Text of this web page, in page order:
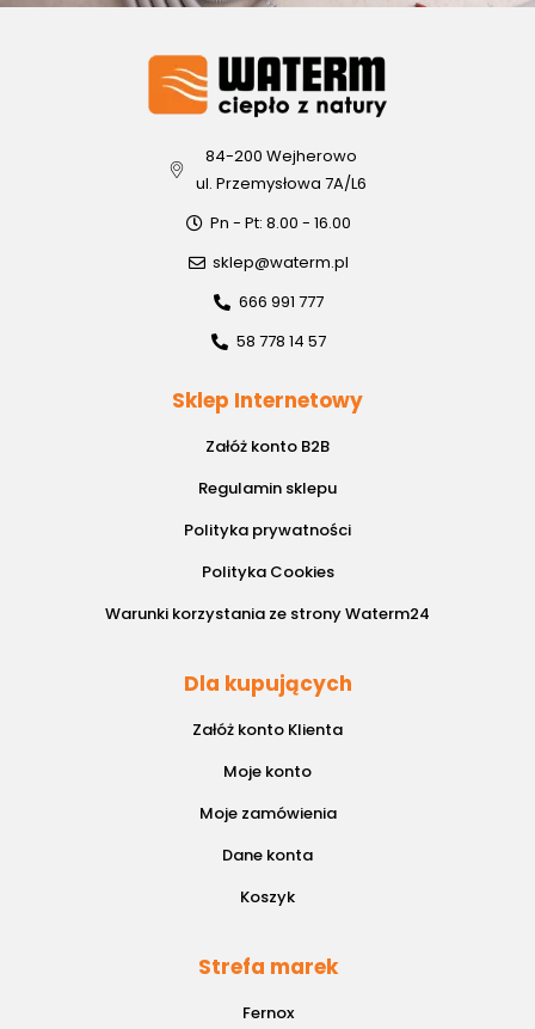
84-200 Wejherowo
ul. Przemysłowa 7A/L6
Pn - Pt: 8.00 - 16.00
sklep@waterm.pl
666 991 777
58 778 14 57
Sklep Internetowy
Załóż konto B2B
Regulamin sklepu
Polityka prywatności
Polityka Cookies
Warunki korzystania ze strony Waterm24
Dla kupujących
Załóż konto Klienta
Moje konto
Moje zamówienia
Dane konta
Koszyk
Strefa marek
Fernox